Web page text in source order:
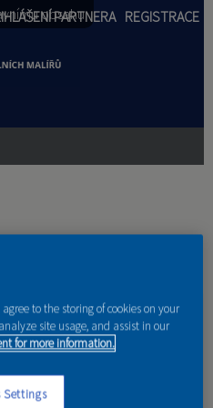
obsahu
PARTNERA REGISTRACE
agree to the storing of cookies on your
site usage, and assist in our
for more information.
Settings